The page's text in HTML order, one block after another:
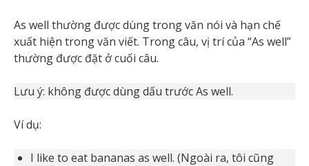
As well thường được dùng trong văn nói và hạn chế
xuất hiện trong văn viết. Trong câu, vị trí của “As well”
thường được đặt ở cuối câu.
Lưu ý: không được dùng dấu trước As well.
Ví dụ:
I like to eat bananas as well. (Ngoài ra, tôi cũng